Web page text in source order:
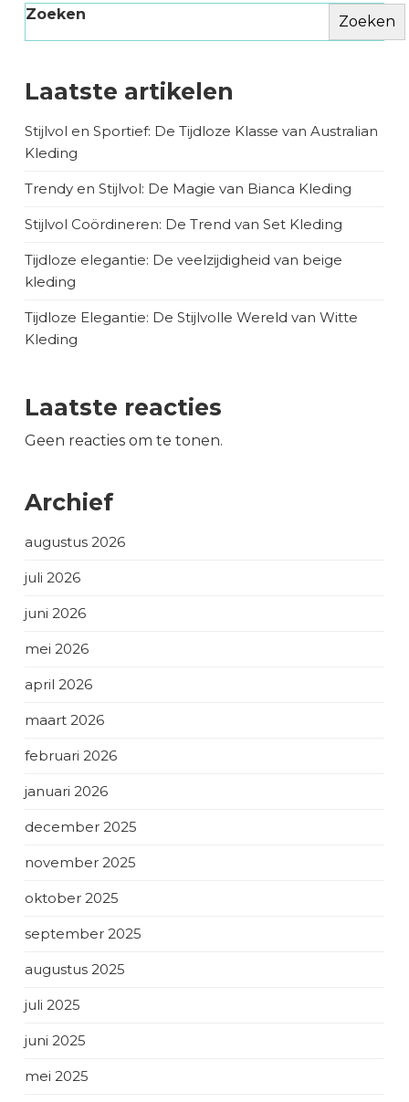
Zoeken Zoeken
Laatste artikelen
Stijlvol en Sportief: De Tijdloze Klasse van Australian
Kleding
Trendy en Stijlvol: De Magie van Bianca Kleding
Stijlvol Coördineren: De Trend van Set Kleding
Tijdloze elegantie: De veelzijdigheid van beige
kleding
Tijdloze Elegantie: De Stijlvolle Wereld van Witte
Kleding
Laatste reacties
Geen reacties om te tonen.
Archief
augustus 2026
juli 2026
juni 2026
mei 2026
april 2026
maart 2026
februari 2026
januari 2026
december 2025
november 2025
oktober 2025
september 2025
augustus 2025
juli 2025
juni 2025
mei 2025